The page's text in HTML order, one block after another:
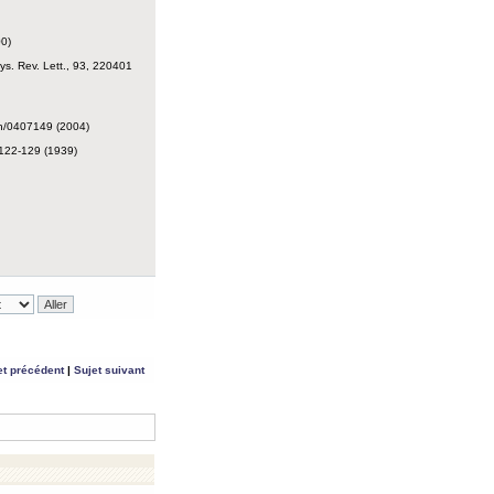
Rev. Lett., 93, 220401
0407149 (2004)
129 (1939)
précédent| Sujet suivant